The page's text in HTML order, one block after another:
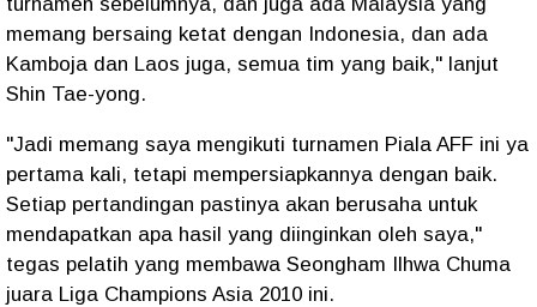
memang bersaing ketat dengan Indonesia, dan ada
Kamboja dan Laos juga, semua tim yang baik," lanjut
Shin Tae-yong.
"Jadi memang saya mengikuti turnamen Piala AFF ini ya
pertama kali, tetapi mempersiapkannya dengan baik.
Setiap pertandingan pastinya akan berusaha untuk
mendapatkan apa hasil yang diinginkan oleh saya,"
tegas pelatih yang membawa Seongham Ilhwa Chuma
juara Liga Champions Asia 2010 ini.